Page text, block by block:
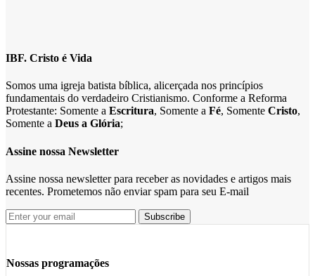
IBF. Cristo é Vida
Somos uma igreja batista bíblica, alicerçada nos princípios
fundamentais do verdadeiro Cristianismo. Conforme a Reforma
Protestante: Somente a Escritura, Somente a Fé, Somente Cristo,
Somente a Deus a Glória;
Assine nossa Newsletter
Assine nossa newsletter para receber as novidades e artigos mais
recentes. Prometemos não enviar spam para seu E-mail
Nossas programações